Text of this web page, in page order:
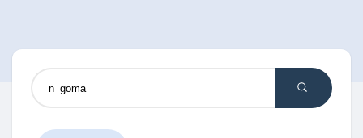
Découvrir Blogs